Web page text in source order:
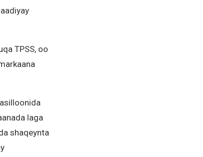
TPSS, oo
laga
shaqeynta